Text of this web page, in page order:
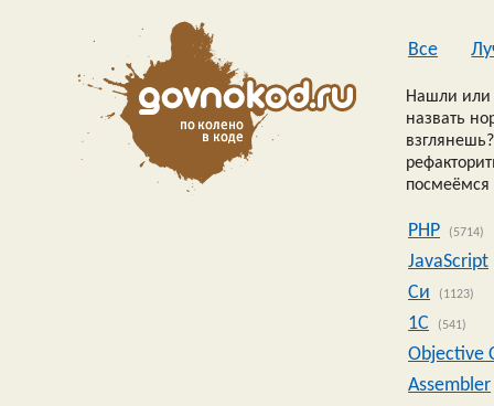
Все
Нашли или
назвать
посмеёмся
PHP (5714)
JavaScript
Си
(1123)
1C (541)
Objective
Assembler